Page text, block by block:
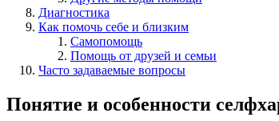
Диагностика
Как помочь себе и близким
Самопомощь
Помощь от друзей и семьи
Часто задаваемые вопросы
Понятие и особенности